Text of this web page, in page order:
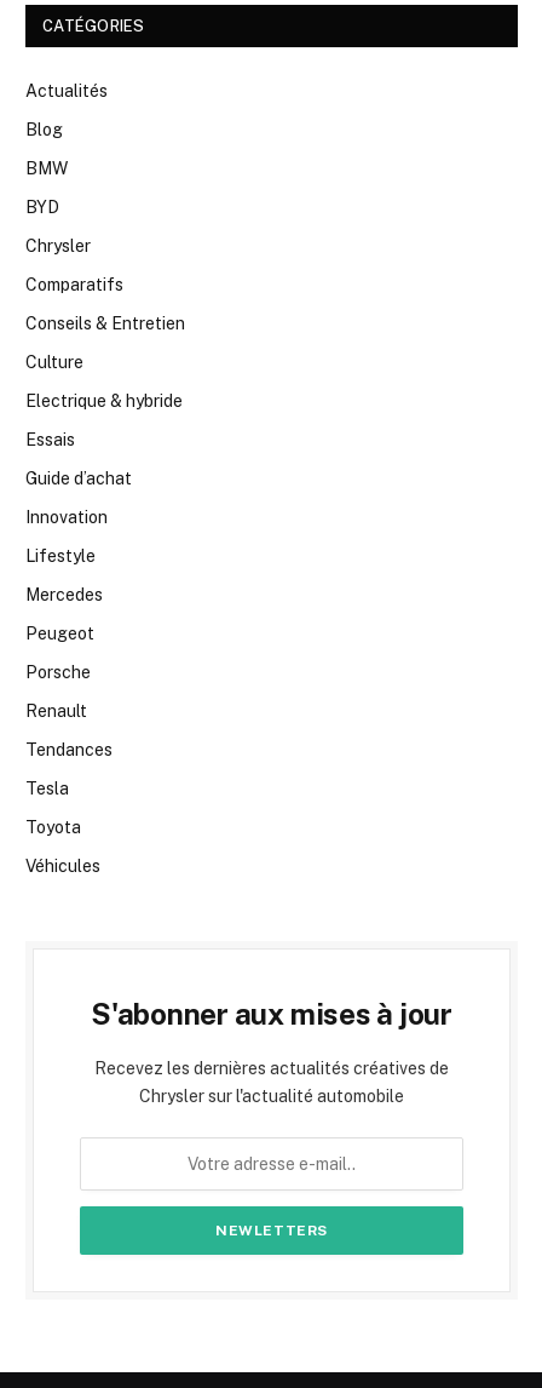
CATÉGORIES
Actualités
Blog
BMW
BYD
Chrysler
Comparatifs
Conseils & Entretien
Culture
Electrique & hybride
Essais
Guide d’achat
Innovation
Lifestyle
Mercedes
Peugeot
Porsche
Renault
Tendances
Tesla
Toyota
Véhicules
S'abonner aux mises à jour
Recevez les dernières actualités créatives de
Chrysler sur l'actualité automobile